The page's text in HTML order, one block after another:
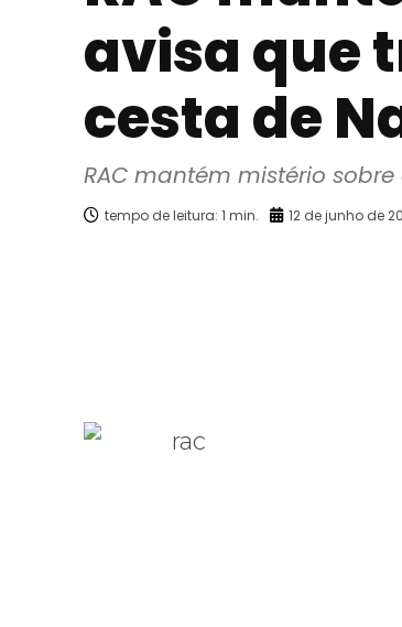
avisa que
cesta de
RAC mantém mistério
tempo de leitura: 1 min. 12 de junho de